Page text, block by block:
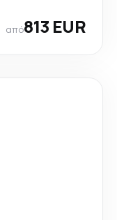
από813 EUR